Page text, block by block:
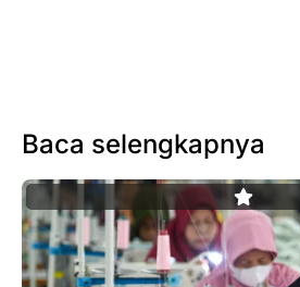
Baca selengkapnya